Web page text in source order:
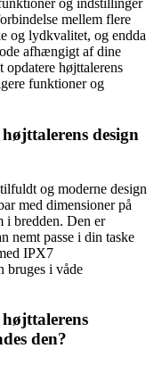
og indstillinger
mellem flere
og lydkvalitet, og endda
afhængigt af dine
højttalerens
funktioner og
design
og moderne design
med dimensioner på
i bredden. Den er
nemt passe i din taske
IPX7
bruges i våde
den?